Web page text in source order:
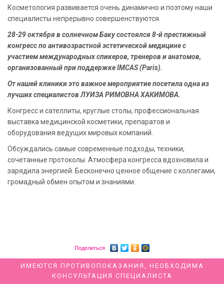
Косметология развивается очень динамично и поэтому наши
специалисты непрерывно совершенствуются.
28-29 октября в солнечном Баку состоялся 8-й престижный
конгресс по антивозрастной эстетической медицине с
участием международных спикеров, тренеров и анатомов,
организованный при поддержке IMCAS (Paris).
От нашей клиники это важное мероприятие посетила одна из
лучших специалистов ЛУИЗА РИМОВНА ХАКИМОВА.
Конгресс и сателлиты, круглые столы, профессиональная
выставка медицинской косметики, препаратов и
оборудования ведущих мировых компаний.
Обсуждались самые современные подходы, техники,
сочетанные протоколы. Атмосфера конгресса вдохновила и
зарядила энергией. Бесконечно ценное общение с коллегами,
громадный обмен опытом и знаниями.
Поделиться
ИМЕЮТСЯ ПРОТИВОПОКАЗАНИЯ, НЕОБХОДИМА
КОНСУЛЬТАЦИЯ СПЕЦИАЛИСТА